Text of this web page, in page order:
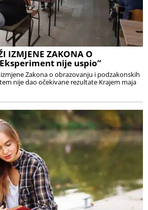
IZMJENE ZAKONA O
nije uspio”
Zakona o obrazovanju i podzakonskih
nije dao očekivane rezultate Krajem maja